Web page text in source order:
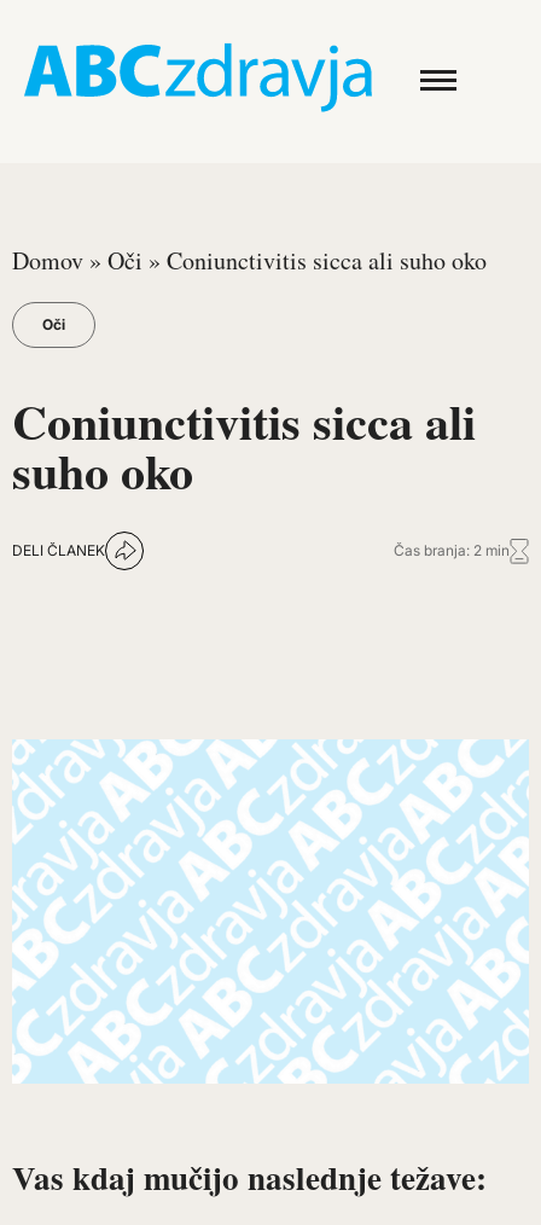
Domov » Oči » Coniunctivitis sicca ali suho oko
Oči
Coniunctivitis sicca ali
suho oko
DELI ČLANEK Čas branja: 2 min
Vas kdaj mučijo naslednje težave: